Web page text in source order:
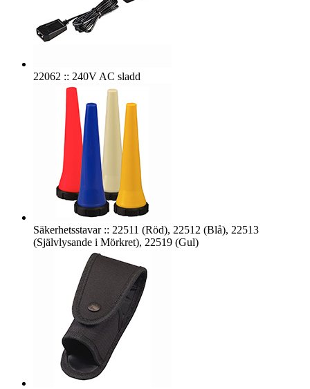
22062 :: 240V AC sladd
Säkerhetsstavar :: 22511 (Röd), 22512 (Blå), 22513
(Självlysande i Mörkret), 22519 (Gul)